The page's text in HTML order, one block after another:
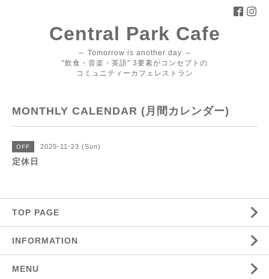
Central Park Cafe
～ Tomorrow is another day ～
"飲食・音楽・英語" 3要素がコンセプトの
コミュニティーカフェレストラン
MONTHLY CALENDAR (月間カレンダー)
OFF 2025-11-23 (Sun)
定休日
TOP PAGE
INFORMATION
MENU